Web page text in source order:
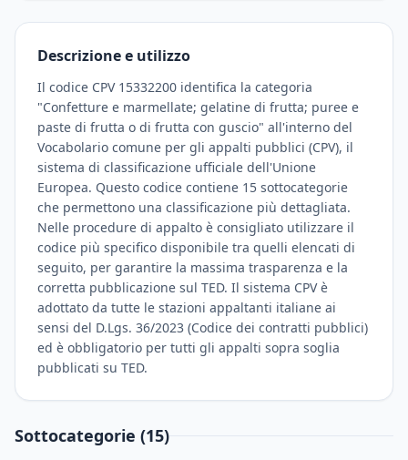
Descrizione e utilizzo
Il codice CPV 15332200 identifica la categoria
"Confetture e marmellate; gelatine di frutta; puree e
paste di frutta o di frutta con guscio" all'interno del
Vocabolario comune per gli appalti pubblici (CPV), il
sistema di classificazione ufficiale dell'Unione
Europea. Questo codice contiene 15 sottocategorie
che permettono una classificazione più dettagliata.
Nelle procedure di appalto è consigliato utilizzare il
codice più specifico disponibile tra quelli elencati di
seguito, per garantire la massima trasparenza e la
corretta pubblicazione sul TED. Il sistema CPV è
adottato da tutte le stazioni appaltanti italiane ai
sensi del D.Lgs. 36/2023 (Codice dei contratti pubblici)
ed è obbligatorio per tutti gli appalti sopra soglia
pubblicati su TED.
Sottocategorie (15)